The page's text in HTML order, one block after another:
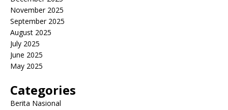
November 2025
September 2025
August 2025
July 2025
June 2025
May 2025
Categories
Berita Nasional